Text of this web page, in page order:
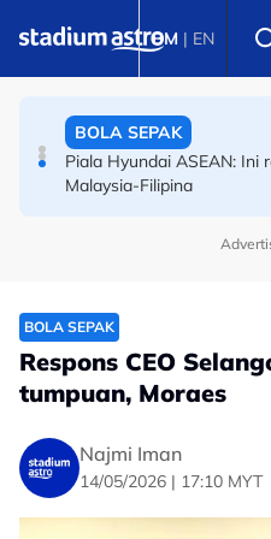
BM | EN
FIFA ASEAN Cup: FIFA
BOLA SEPAK
Piala Hyundai ASEAN:
Malaysia-Filipina
BOLA SEPAK
Respons CEO
tumpuan, Moraes
Najmi Iman
14/05/2026 | 17:10 MYT